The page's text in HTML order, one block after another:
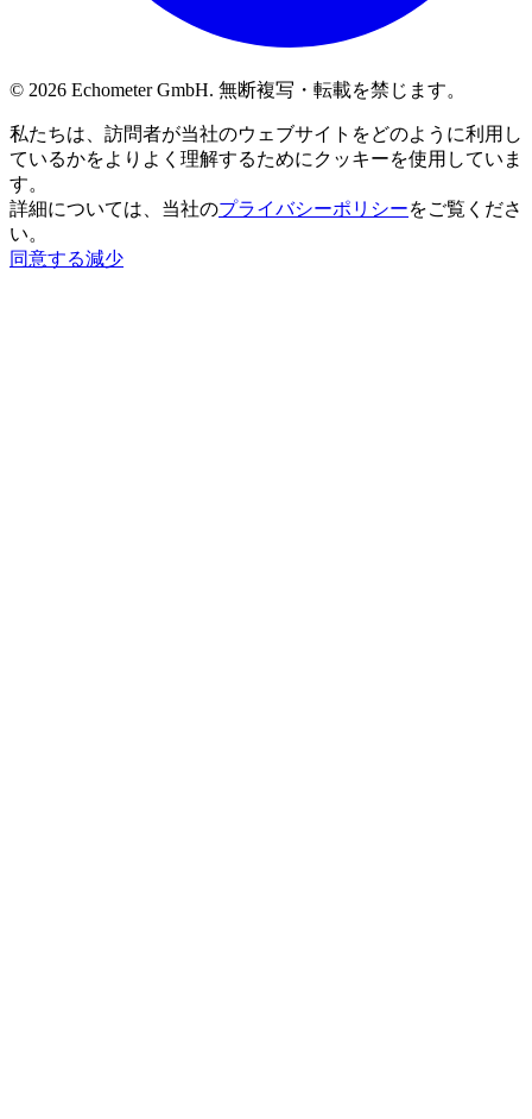
© 2026 Echometer GmbH. 無断複写・転載を禁じます。
私たちは、訪問者が当社のウェブサイトをどのように利用し
ているかをよりよく理解するためにクッキーを使用していま
す。
詳細については、当社のプライバシーポリシーをご覧くださ
い。
同意する減少